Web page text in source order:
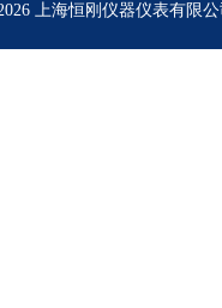
上海恒刚仪器仪表有限